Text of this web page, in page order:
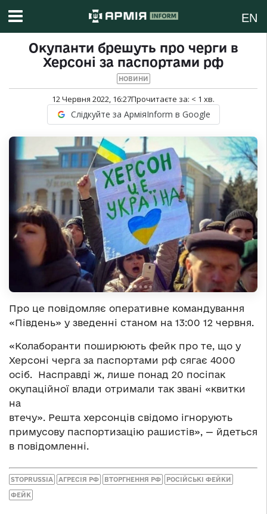
EN
Окупанти брешуть про черги в
Херсоні за паспортами рф
НОВИНИ
12 Червня 2022, 16:27Прочитаєте за: < 1 хв.
Слідкуйте за АрміяInform в Google
Про це повідомляє оперативне командування
«Південь» у зведенні станом на 13:00 12 червня.
«Колаборанти поширюють фейк про те, що у
Херсоні черга за паспортами рф сягає 4000
осіб. Насправді ж, лише понад 20 посіпак
окупаційної влади отримали так звані «квитки
на
втечу». Решта херсонців свідомо ігнорують
примусову паспортизацію рашистів», — йдеться
в повідомленні.
STOPRUSSIA АГРЕСІЯ РФ ВТОРГНЕННЯ РФ РОСІЙСЬКІ ФЕЙКИ
ФЕЙК